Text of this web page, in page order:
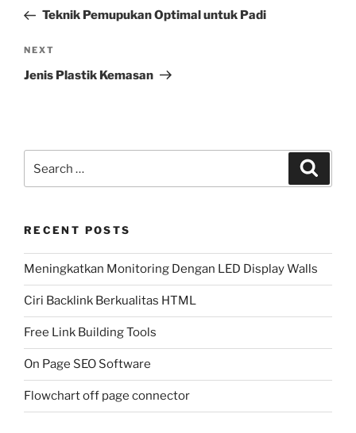
PostTeknik Pemupukan Optimal untuk Padi
Next
Post
NEXT
Jenis Plastik Kemasan
RECENT POSTS
Meningkatkan Monitoring Dengan LED Display Walls
Ciri Backlink Berkualitas HTML
Free Link Building Tools
On Page SEO Software
Flowchart off page connector